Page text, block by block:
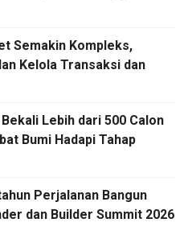
Semakin Kompleks,
Kelola Transaksi dan
Lebih dari 500 Calon
Bumi Hadapi Tahap
Perjalanan Bangun
dan Builder Summit 2026